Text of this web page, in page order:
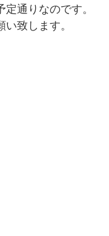
通りなのです。
致します。